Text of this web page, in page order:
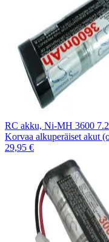
RC akku, Ni-MH 3600
Korvaa alkuperäiset akut
29,95 €